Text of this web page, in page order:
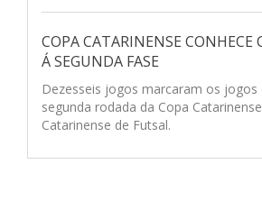
COPA CATARINENSE CONHECE
Á SEGUNDA FASE
Dezesseis jogos marcaram os jogos
segunda rodada da Copa
Catarinense de Futsal.